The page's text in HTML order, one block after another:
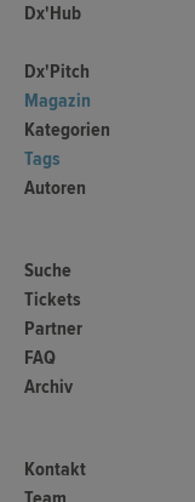
Dx'Hub
Dx'Pitch
Magazin
Kategorien
Tags
Autoren
Suche
Tickets
Partner
FAQ
Archiv
Kontakt